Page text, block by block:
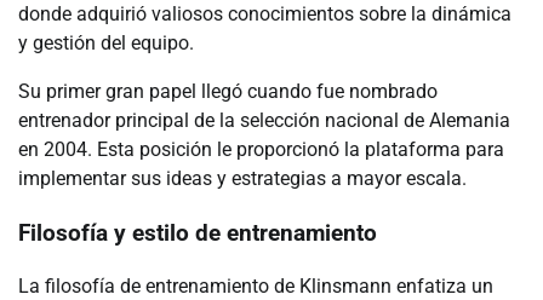
donde adquirió valiosos conocimientos sobre la dinámica
y gestión del equipo.
Su primer gran papel llegó cuando fue nombrado
entrenador principal de la selección nacional de Alemania
en 2004. Esta posición le proporcionó la plataforma para
implementar sus ideas y estrategias a mayor escala.
Filosofía y estilo de entrenamiento
La filosofía de entrenamiento de Klinsmann enfatiza un